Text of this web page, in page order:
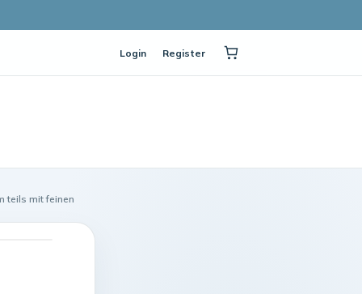
Login Register
teils mit feinen